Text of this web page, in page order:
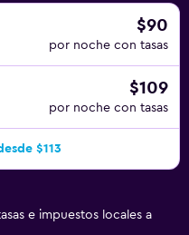
$90
por noche con tasas
$109
por noche con tasas
$113
e impuestos locales a